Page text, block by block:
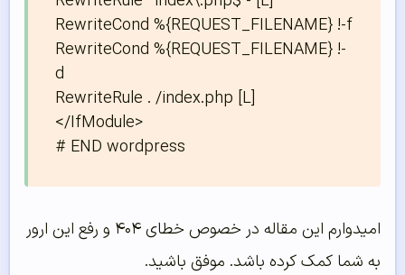
RewriteCond %{REQUEST_FILENAME} !-f
RewriteCond %{REQUEST_FILENAME} !-
d
RewriteRule . /index.php [L]
</IfModule>
# END wordpress
امیدوارم این مقاله در خصوص خطای ۴۰۴ و رفع این ارور
به شما کمک کرده باشد. موفق باشید.